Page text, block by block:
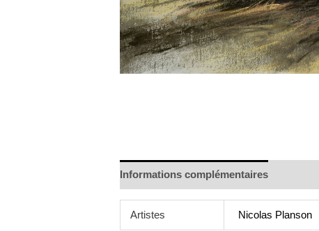
Informations complémentaires
Artistes Nicolas Planson